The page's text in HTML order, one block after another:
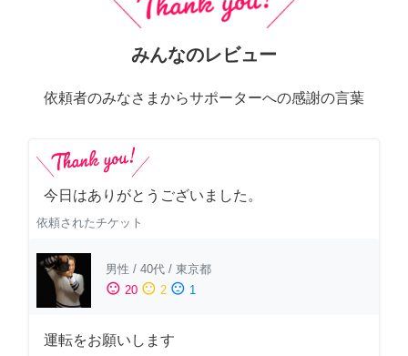
みんなのレビュー
依頼者のみなさまからサポーターへの感謝の言葉
今日はありがとうございました。
依頼されたチケット
男性 / 40代 / 東京都
sentiment_satisfied 20 sentiment_neutral 2 sentiment_dissatisfied 1
運転をお願いします